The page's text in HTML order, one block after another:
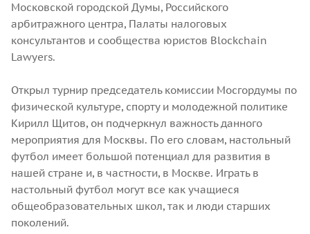
Московской городской Думы, Российского
арбитражного центра, Палаты налоговых
консультантов и сообщества юристов Blockchain
Lawyers.
Открыл турнир председатель комиссии Мосгордумы по
физической культуре, спорту и молодежной политике
Кирилл Щитов, он подчеркнул важность данного
мероприятия для Москвы. По его словам, настольный
футбол имеет большой потенциал для развития в
нашей стране и, в частности, в Москве. Играть в
настольный футбол могут все как учащиеся
общеобразовательных школ, так и люди старших
поколений.